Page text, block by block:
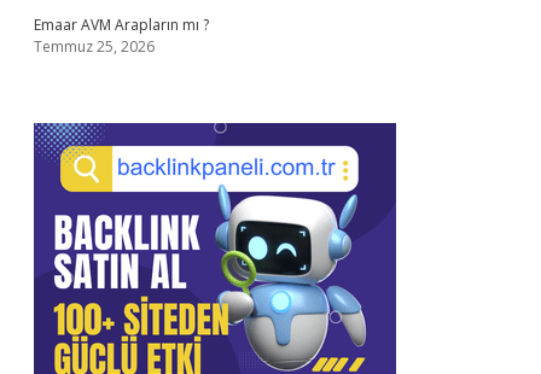
Emaar AVM Arapların mı ?
Temmuz 25, 2026